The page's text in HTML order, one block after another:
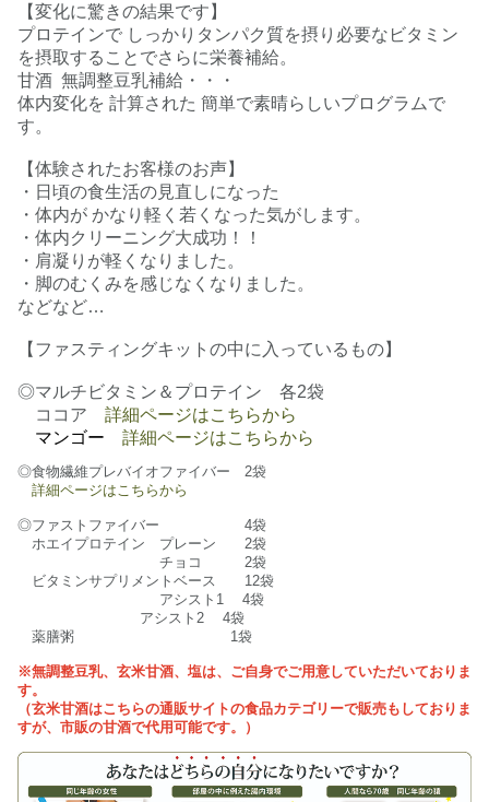
【変化に驚きの結果です】
プロテインで しっかりタンパク質を摂り必要なビタミン
を摂取することでさらに栄養補給。
甘酒 無調整豆乳補給・・・
体内変化を 計算された 簡単で素晴らしいプログラムで
す。
【体験されたお客様のお声】
・日頃の食生活の見直しになった
・体内が かなり軽く若くなった気がします。
・体内クリーニング大成功！！
・肩凝りが軽くなりました。
・脚のむくみを感じなくなりました。
などなど…
【ファスティングキットの中に入っているもの】
◎マルチビタミン＆プロテイン 各2袋
ココア 詳細ページはこちらから
マンゴー
詳細ページはこちらから
◎食物繊維プレバイオファイバー 2袋
詳細ページはこちらから
◎ファストファイバー 4袋
ホエイプロテイン プレーン 2袋
チョコ 2袋
ビタミンサプリメントベース 12袋
アシスト1 4袋
アシスト2 4袋
薬膳粥 1袋
※無調整豆乳、玄米甘酒、塩は、ご自身でご用意していただいておりま
す。
（玄米甘酒はこちらの通販サイトの食品カテゴリーで販売もしておりま
すが、市販の甘酒で代用可能です。）